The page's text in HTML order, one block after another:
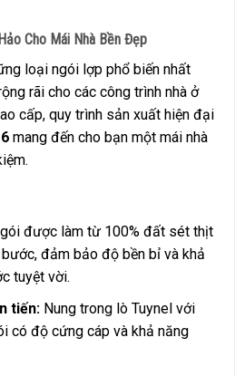
Cho Mái Nhà Bền Đẹp
loại ngói lợp phổ biến nhất
rãi cho các công trình nhà ở
cấp, quy trình sản xuất hiện đại
mang đến cho bạn một mái nhà
được làm từ 100% đất sét thịt
đảm bảo độ bền bỉ và khả
tuyệt vời.
tiến:Nung trong lò Tuynel với
có độ cứng cáp và khả năng